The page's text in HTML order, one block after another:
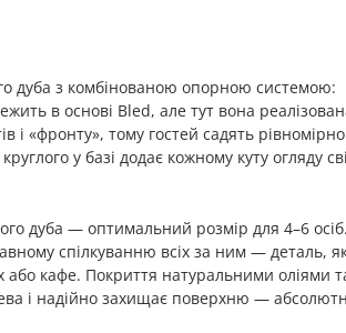
дуба з комбінованою опорною системою:
в основі Bled, але тут вона
і «фронту», тому гостей садять рівномірно
у базі додає кожному куту огляду
дуба — оптимальний розмір для 4–6 осіб.
спілкуванню всіх за ним — деталь,
або кафе. Покриття натуральними оліями
і надійно захищає поверхню —